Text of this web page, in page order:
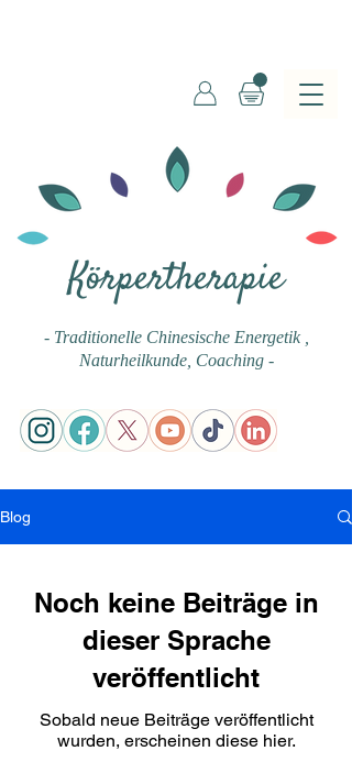
Körpertherapie
- Traditionelle Chinesische Energetik
Naturheilkunde, Coaching -
Blog
Noch keine Beiträge in
dieser Sprache
veröffentlicht
Sobald neue Beiträge veröffentlicht
wurden, erscheinen diese hier.